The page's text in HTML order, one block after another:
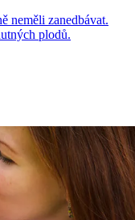
neměli zanedbávat.
plodů.